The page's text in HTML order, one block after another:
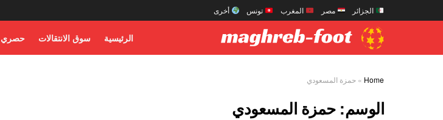
الجزائر مصر المغرب تونس أخرى
الرئيسية سوق الانتقالات حصري
Home
» حمزة المسعودي
الوسم:حمزة المسعودي